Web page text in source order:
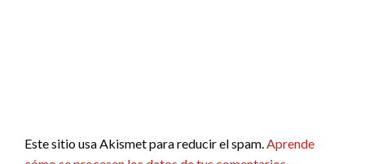
Este sitio usa Akismet para reducir el spam. Aprende